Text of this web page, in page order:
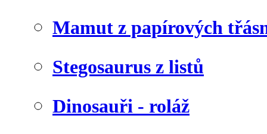
Mamut z papírových
Stegosaurus z listů
Dinosauři - roláž